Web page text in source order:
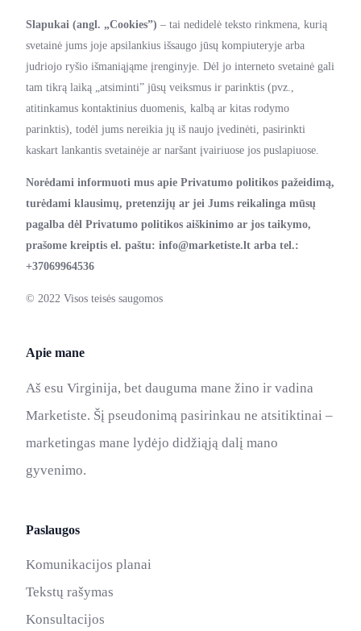
Slapukai (angl. „Cookies”) – tai nedidelė teksto rinkmena, kurią
svetainė jums joje apsilankius išsaugo jūsų kompiuteryje arba
judriojo ryšio išmaniąjąme įrenginyje. Dėl jo interneto svetainė gali
tam tikrą laiką „atsiminti” jūsų veiksmus ir parinktis (pvz.,
atitinkamus kontaktinius duomenis, kalbą ar kitas rodymo
parinktis), todėl jums nereikia jų iš naujo įvedinėti, pasirinkti
kaskart lankantis svetainėje ar naršant įvairiuose jos puslapiuose.
Norėdami informuoti mus apie Privatumo politikos pažeidimą,
turėdami klausimų, pretenzijų ar jei Jums reikalinga mūsų
pagalba dėl Privatumo politikos aiškinimo ar jos taikymo,
prašome kreiptis el. paštu: info@marketiste.lt arba tel.:
+37069964536
© 2022 Visos teisės saugomos
Apie mane
Aš esu Virginija, bet dauguma mane žino ir vadina
Marketiste. Šį pseudonimą pasirinkau ne atsitiktinai –
marketingas mane lydėjo didžiąją dalį mano
gyvenimo.
Paslaugos
Komunikacijos planai
Tekstų rašymas
Konsultacijos